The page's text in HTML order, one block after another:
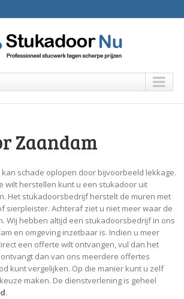
Zaandam
schade oplopen door bijvoorbeeld lekkage.
wilt herstellen kunt u een stukadoor uit
Het stukadoorsbedrijf herstelt de muren met
sierpleister. Achteraf ziet u niet meer waar de
Wij hebben altijd een stukadoorsbedrijf in ons
en omgeving inzetbaar is. Indien u meer
een offerte wilt ontvangen, vul dan het
dan van ons meerdere offertes
kunt vergelijken. Op die manier kunt u zelf
maken. De dienstverlening is geheel
.